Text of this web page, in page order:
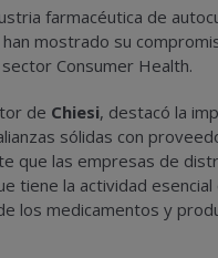
farmacéutica de
mostrado su
Consumer Health.
de Chiesi, destacó la
sólidas con
que las empresas de
tiene la actividad
los medicamentos y